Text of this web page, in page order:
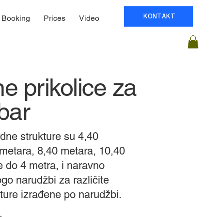
Booking Prices Video KONTAKT
strukture su 4,40
8,40 metara, 10,40
do 4 metra, i naravno
narudžbi za različite
izrađene po narudžbi.
prikolice za